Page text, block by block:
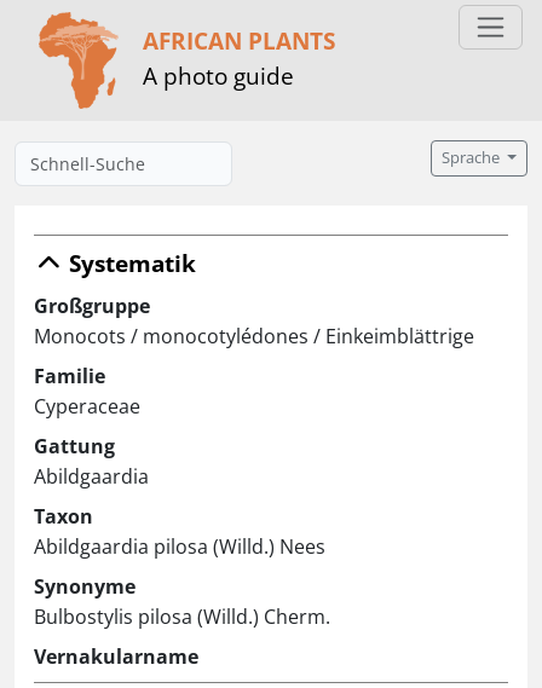
AFRICAN PLANTS
A photo guide
Sprache
Systematik
Großgruppe
Monocots / monocotylédones / Einkeimblättrige
Familie
Cyperaceae
Gattung
Abildgaardia
Taxon
Abildgaardia pilosa (Willd.) Nees
Synonyme
Bulbostylis pilosa (Willd.) Cherm.
Vernakularname